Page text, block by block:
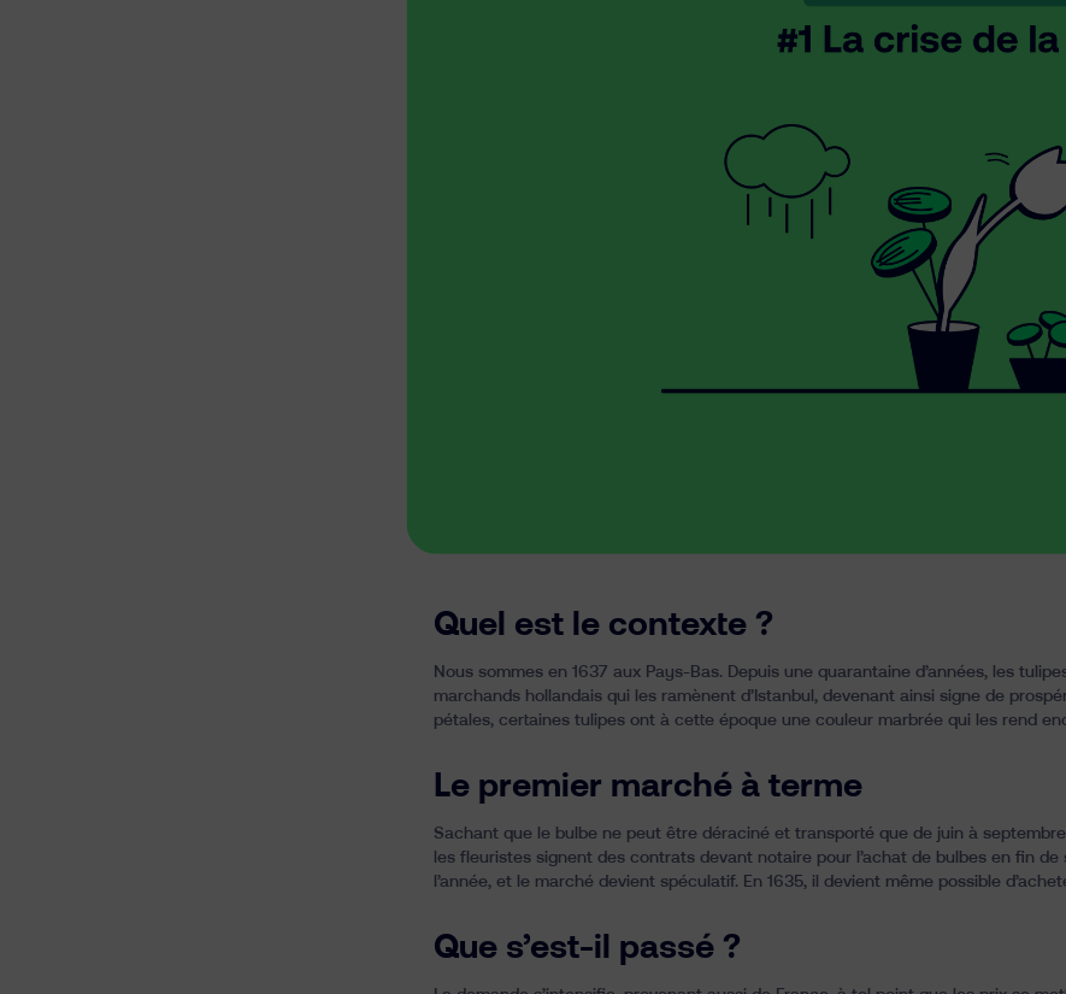
Quel est le contexte ?
Nous sommes en 1637 aux Pays-Bas. Depuis une quarantaine d’années, les
marchands hollandais qui les ramènent d’Istanbul, devenant ainsi signe de
pétales, certaines tulipes ont à cette époque une couleur marbrée qui les rend
Le premier marché à terme
Sachant que le bulbe ne peut être déraciné et transporté que de juin à
les fleuristes signent des contrats devant notaire pour l’achat de bulbes en fin
l’année, et le marché devient spéculatif. En 1635, il devient même possible
Que s’est-il passé ?